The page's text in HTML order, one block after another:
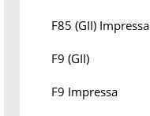
F85 (GII) Impressa
F9 (GII)
F9 Impressa